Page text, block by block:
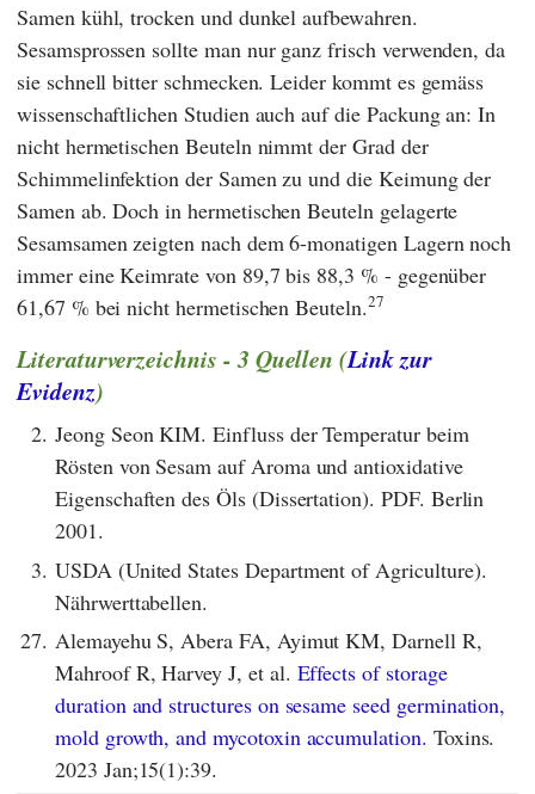
Samen kühl, trocken und dunkel aufbewahren.
Sesamsprossen sollte man nur ganz frisch verwenden, da
sie schnell bitter schmecken. Leider kommt es gemäss
wissenschaftlichen Studien auch auf die Packung an: In
nicht hermetischen Beuteln nimmt der Grad der
Schimmelinfektion der Samen zu und die Keimung der
Samen ab. Doch in hermetischen Beuteln gelagerte
Sesamsamen zeigten nach dem 6-monatigen Lagern noch
immer eine Keimrate von 89,7 bis 88,3 % - gegenüber
61,67 % bei nicht hermetischen Beuteln.27
Literaturverzeichnis - 3 Quellen (Link zur
Evidenz)
2. Jeong Seon KIM. Einfluss der Temperatur beim
Rösten von Sesam auf Aroma und antioxidative
Eigenschaften des Öls (Dissertation). PDF. Berlin
2001.
3. USDA (United States Department of Agriculture).
Nährwerttabellen.
27. Alemayehu S, Abera FA, Ayimut KM, Darnell R,
Mahroof R, Harvey J, et al. Effects of storage
duration and structures on sesame seed germination,
mold growth, and mycotoxin accumulation. Toxins.
2023 Jan;15(1):39.